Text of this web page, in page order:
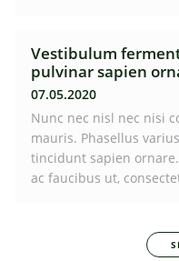
Vestibulum
pulvinar sapien
07.05.2020
Nunc nec nisl nec nisi
mauris. Phasellus
tincidunt sapien
ac faucibus ut,